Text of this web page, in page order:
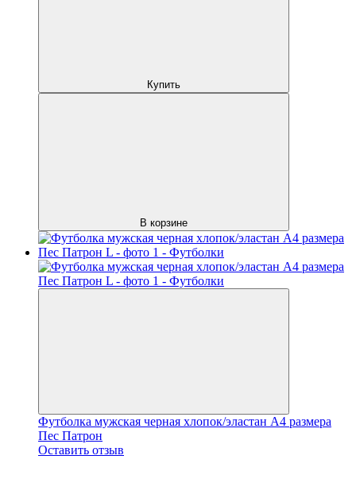
Купить
В корзине
Футболка мужская черная хлопок/эластан А4 размера
Пес Патрон
Оставить отзыв